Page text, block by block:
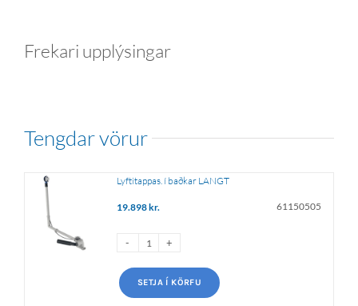
Frekari upplýsingar
tengdar vörur
Lyftitappas. í baðkar LANGT
19.898kr. 61150505
SETJA Í KÖRFU